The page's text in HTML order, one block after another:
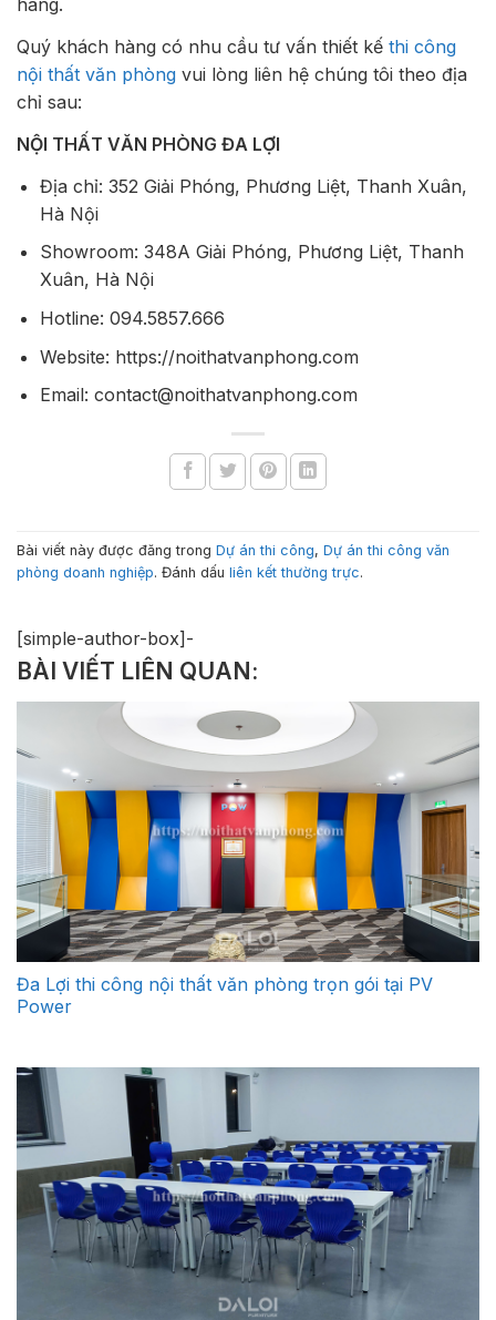
hàng.
Quý khách hàng có nhu cầu tư vấn thiết kế thi công
nội thất văn phòng vui lòng liên hệ chúng tôi theo địa
chỉ sau:
NỘI THẤT VĂN PHÒNG ĐA LỢI
Địa chỉ: 352 Giải Phóng, Phương Liệt, Thanh Xuân,
Hà Nội
Showroom: 348A Giải Phóng, Phương Liệt, Thanh
Xuân, Hà Nội
Hotline: 094.5857.666
Website: https://noithatvanphong.com
Email: contact@noithatvanphong.com
Bài viết này được đăng trong Dự án thi công, Dự án thi công văn
phòng doanh nghiệp. Đánh dấu liên kết thường trực.
[simple-author-box]-
BÀI VIẾT LIÊN QUAN:
Đa Lợi thi công nội thất văn phòng trọn gói tại PV
Power